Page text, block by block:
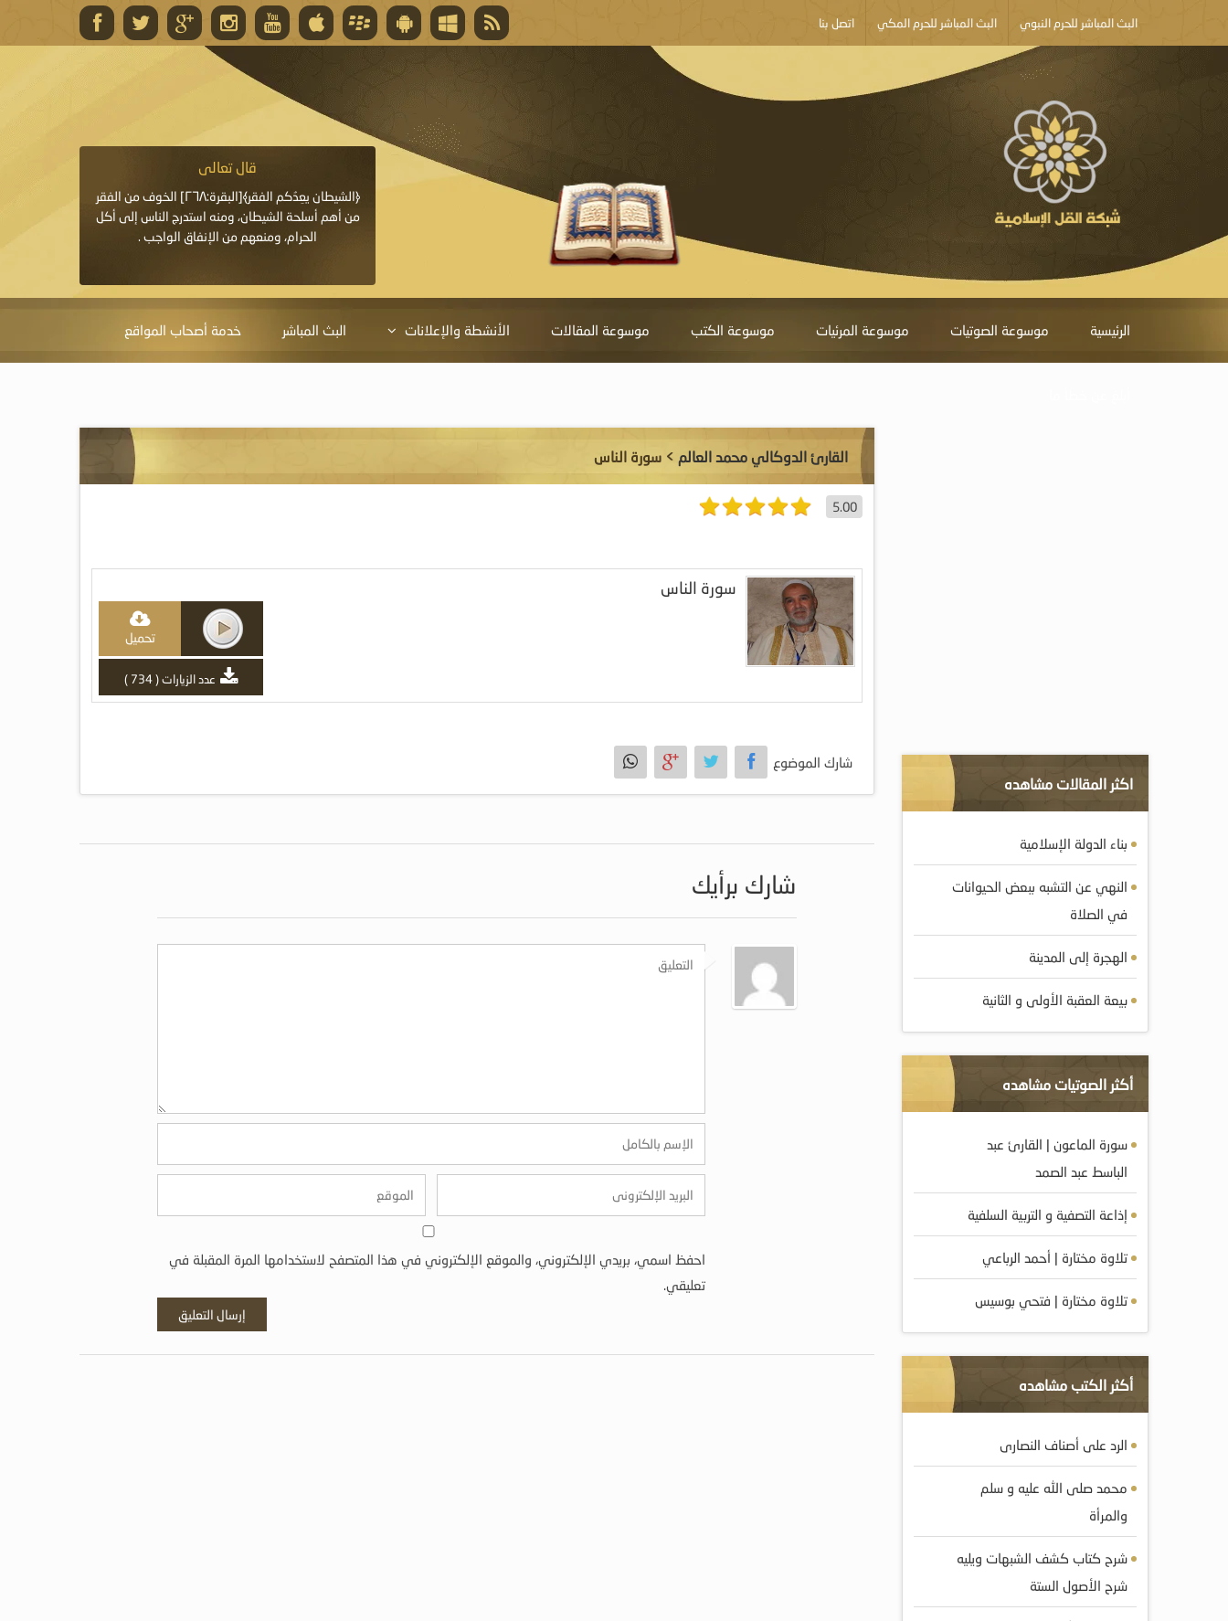
البث المباشر للحرم النبوي البث المباشر للحرم المكي اتصل بنا
قال تعالى
المغفرة لأنها أغلى جائزة، وهي مفتاح باب العطايا التي
قال تعالى
﴿الشيطان يعِدُكم الفقر﴾[البقرة:٢٦٨] الخوف من الفقر
من أهم أسلحة الشيطان، ومنه استدرج الناس إلى أكل
الحرام، ومنعهم من الإنفاق الواجب .
الرئيسية موسوعة الصوتيات موسوعة المرئيات موسوعة الكتب موسوعة المقالات الأنشطة والإعلانات البث المباشر خدمة أصحاب المواقع
القارئ الدوكالي محمد العالم > سورة الناس
5.00
سورة الناس
تحميل
عدد الزيارات ( 734 )
شارك الموضوع
شارك برأيك
احفظ اسمي، بريدي الإلكتروني، والموقع الإلكتروني في هذا المتصفح لاستخدامها المرة المقبلة في
تعليقي.
اكثر المقالات مشاهده
بناء الدولة الإسلامية
النهي عن التشبه ببعض الحيوانات
في الصلاة
الهجرة إلى المدينة
بيعة العقبة الأولى و الثانية
أكثر الصوتيات مشاهده
سورة الماعون | القارئ عبد
الباسط عبد الصمد
إذاعة التصفية و التربية السلفية
تلاوة مختارة | أحمد الرباعي
تلاوة مختارة | فتحي بوسيس
أكثر الكتب مشاهده
الرد على أصناف النصارى
محمد صلى الله عليه و سلم
والمرأة
شرح كتاب كشف الشبهات ويليه
شرح الأصول الستة